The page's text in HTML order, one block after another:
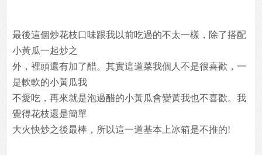
最後這個炒花枝口味跟我以前吃過的不太一樣，除了搭配
小黃瓜一起炒之
外，裡頭還有加了醋。其實這道菜我個人不是很喜歡，一
是軟軟的小黃瓜我
不愛吃，再來就是泡過醋的小黃瓜會變黃我也不喜歡。我
覺得花枝還是簡單
大火快炒之後最棒，所以這一道基本上冰箱是不推的!